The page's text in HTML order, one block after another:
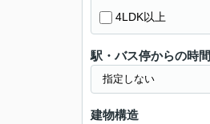
4LDK以上
駅・バス停からの時間
建物構造